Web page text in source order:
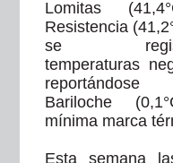
Lomitas
Resistencia
se
temperaturas
Bariloche
mínima marca
Esta semana